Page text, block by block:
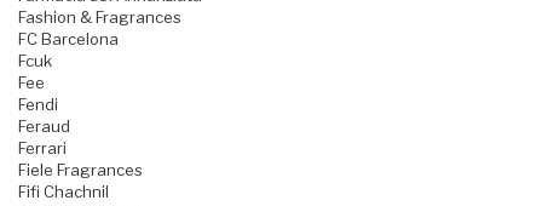
Fashion & Fragrances
FC Barcelona
Fcuk
Fee
Fendi
Feraud
Ferrari
Fiele Fragrances
Fifi Chachnil